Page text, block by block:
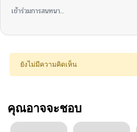
เข้าร่วมการสนทนา...
ยังไม่มีความคิดเห็น
คุณอาจจะชอบ